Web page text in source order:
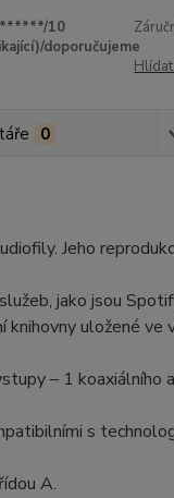
10
doporučujeme
0
Jeho
jako jsou
uložené ve
– 1 koaxiálního
s
A.